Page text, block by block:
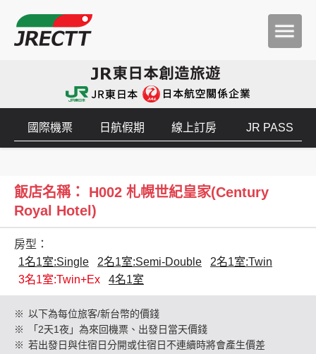
國際機票 日航假期 線上訂房 JR PASS
飯店名稱： H002 札幌世紀皇家(Century
Royal Hotel)
房型：
1名1室:Single
2名1室:Semi-Double
2名1室:Twin
3名1室:Twin+Ex
4名1室
※ 以下為每位旅客/新台幣的價錢
※
「2天1夜」為來回機票、出發日當天價錢
※ 若出發日與住宿日分開或住宿日不連續時將會產生價差